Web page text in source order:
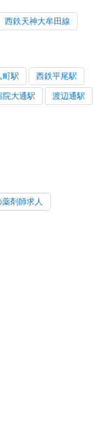
西鉄天神大牟田線
町駅 西鉄平尾駅
院大通駅 渡辺通駅
剤師求人